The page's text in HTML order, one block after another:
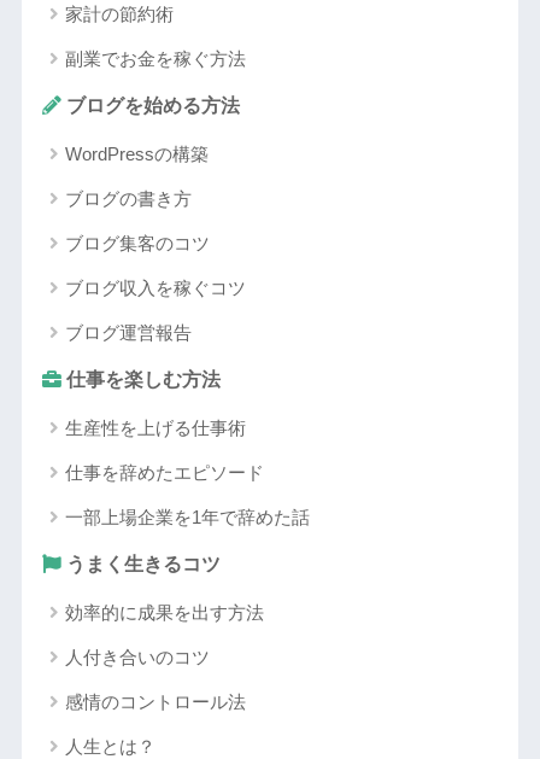
家計の節約術
副業でお金を稼ぐ方法
ブログを始める方法
WordPressの構築
ブログの書き方
ブログ集客のコツ
ブログ収入を稼ぐコツ
ブログ運営報告
仕事を楽しむ方法
生産性を上げる仕事術
仕事を辞めたエピソード
一部上場企業を1年で辞めた話
うまく生きるコツ
効率的に成果を出す方法
人付き合いのコツ
感情のコントロール法
人生とは？